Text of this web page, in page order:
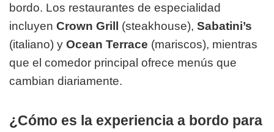
bordo. Los restaurantes de especialidad
incluyen Crown Grill (steakhouse), Sabatini’s
(italiano) y Ocean Terrace (mariscos), mientras
que el comedor principal ofrece menús que
cambian diariamente.
¿Cómo es la experiencia a bordo para